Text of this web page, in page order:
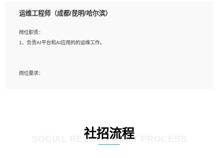
2、熟悉linux命令；
4、熟练使用oracle、mysql进行开发；
5、熟悉流程开发如使用activiti；
运维工程师（成都/昆明/哈尔滨）
岗位职责：
1、负责AI平台和AI应用的的运维工作。
岗位要求：
4、掌握DevOps思想、方法和流程。Jenkins工具使用；
5、掌握常见中间件配置与优化，如mysql、nginx等；
社招流程
SOCIAL RECRUITMENT PROCESS